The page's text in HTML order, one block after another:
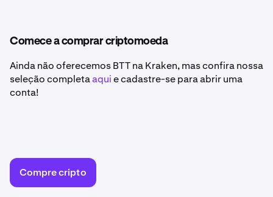
Comece a comprar criptomoeda
Ainda não oferecemos BTT na Kraken, mas confira nossa
seleção completaaquie cadastre-se para abrir uma
conta!
Compre cripto